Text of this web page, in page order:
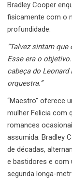
Bradley Cooper
fisicamente com o
profundidade:
“Talvez sintam
Esse era o
cabeça do
orquestra.”
“Maestro” oferece
mulher Felicia com
romances
assumida. Bradley
de décadas,
e bastidores e com
segunda longa-